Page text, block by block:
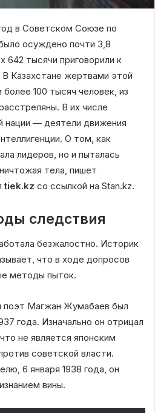
в Советском Союзе по
осуждено почти 3,8
642 тысячи приговорили к
Казахстане жертвами этой
100 тысяч человек, из
В их числе
нации — деятели движения
О том, как
лидеров, но и пыталась
тела, пишет
tiek.kz со ссылкой на Stan.kz.
следствия
безжалостно. Историк
что в ходе допросов
методы пыток.
Магжан Жумабаев был
года. Изначально он отрицал
не является японским
советской власти.
6 января 1938 года, он
вины.